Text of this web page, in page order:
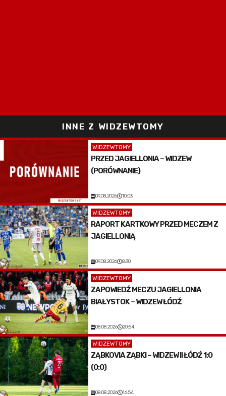
INNE Z WIDZEWTOMY
WIDZEWTOMY
PRZED JAGIELLONIA – WIDZEW
(PORÓWNANIE)
09.08.2026 10:03
WIDZEWTOMY
RAPORT KARTKOWY PRZED MECZEM Z
JAGIELLONIĄ
09.08.2026 8:30
WIDZEWTOMY
ZAPOWIEDŹ MECZU JAGIELLONIA
BIAŁYSTOK – WIDZEW ŁÓDŹ
08.08.2026 20:54
WIDZEWTOMY
ZĄBKOVIA ZĄBKI – WIDZEW II ŁÓDŹ 1:0
(0:0)
08.08.2026 16:54